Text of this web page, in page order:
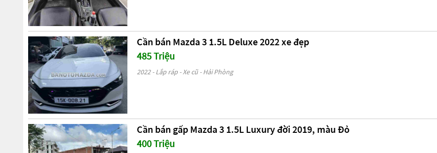
Cần bán Mazda 3 1.5L Deluxe 2022 xe đẹp
485 Triệu
2022 - Lắp ráp - Xe cũ - Hải Phòng
Cần bán gấp Mazda 3 1.5L Luxury đời 2019, màu Đỏ
400 Triệu